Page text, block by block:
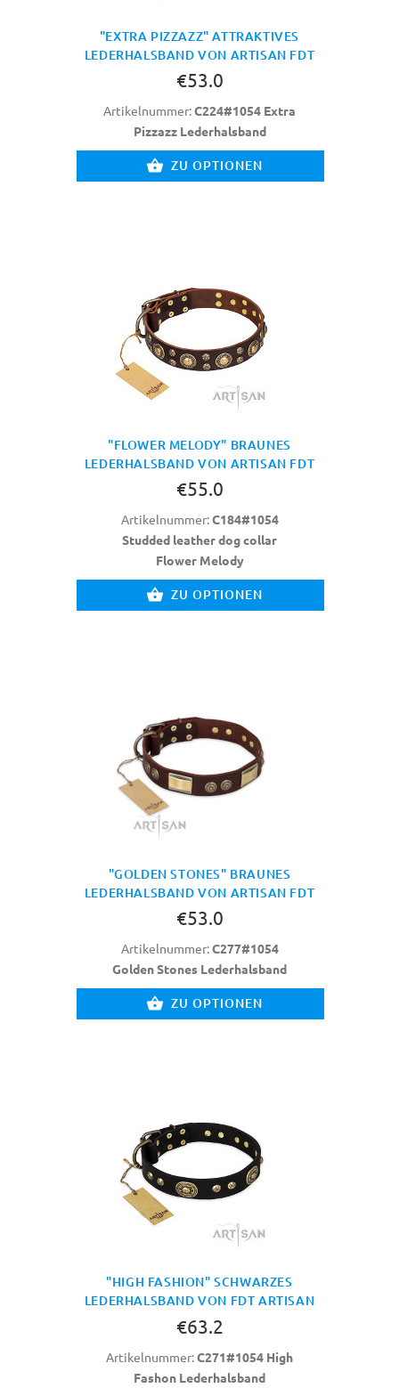
"EXTRA PIZZAZZ" ATTRAKTIVES
LEDERHALSBAND VON ARTISAN FDT
€53.0
Artikelnummer:C224#1054 Extra
Pizzazz Lederhalsband
ZU OPTIONEN
"FLOWER MELODY" BRAUNES
LEDERHALSBAND VON ARTISAN FDT
€55.0
Artikelnummer:C184#1054
Studded leather dog collar
Flower Melody
ZU OPTIONEN
"GOLDEN STONES" BRAUNES
LEDERHALSBAND VON ARTISAN FDT
€53.0
Artikelnummer:C277#1054
Golden Stones Lederhalsband
ZU OPTIONEN
"HIGH FASHION" SCHWARZES
LEDERHALSBAND VON FDT ARTISAN
€63.2
Artikelnummer:C271#1054 High
Fashon Lederhalsband